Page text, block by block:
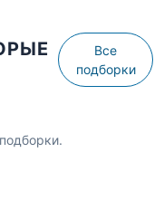
Все
подборки